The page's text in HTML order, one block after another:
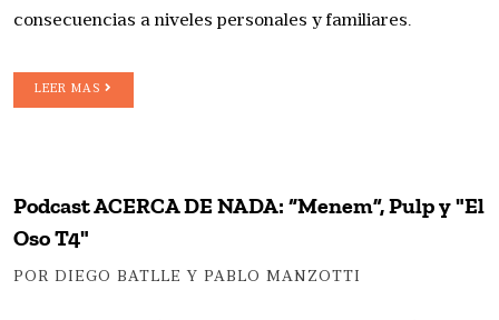
consecuencias a niveles personales y familiares.
LEER MAS
Podcast ACERCA DE NADA: “Menem”, Pulp y "El
Oso T4"
POR DIEGO BATLLE Y PABLO MANZOTTI